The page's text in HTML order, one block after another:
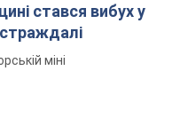
стався вибух у
міні